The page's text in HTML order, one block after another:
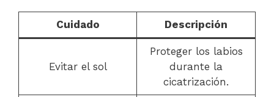
Cuidado Descripción
Evitar el sol
Proteger los labios
durante la
cicatrización.